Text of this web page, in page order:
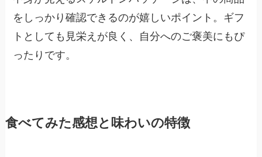
をしっかり確認できるのが嬉しいポイント。ギフ
トとしても見栄えが良く、自分へのご褒美にもぴ
ったりです。
食べてみた感想と味わいの特徴